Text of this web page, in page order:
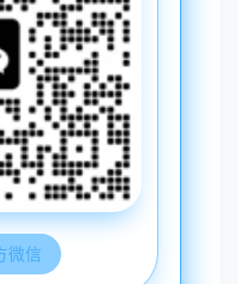
微信